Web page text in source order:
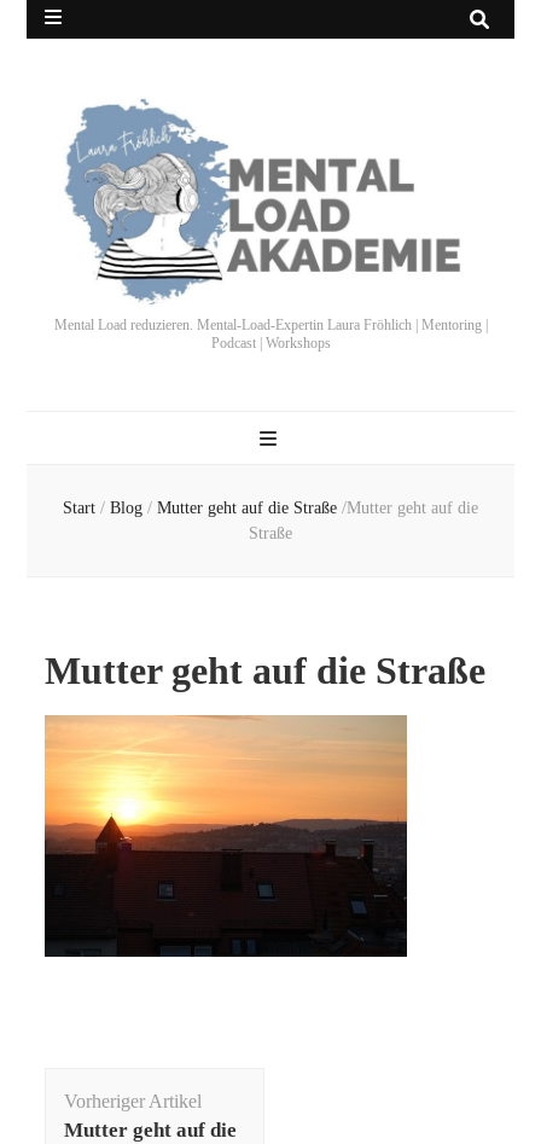
Mental Load reduzieren. Mental-Load-Expertin Laura Fröhlich | Mentoring |
Podcast | Workshops
Start / Blog / Mutter geht auf die Straße /Mutter geht auf die
Straße
Mutter geht auf die Straße
Vorheriger Artikel
Mutter geht auf die